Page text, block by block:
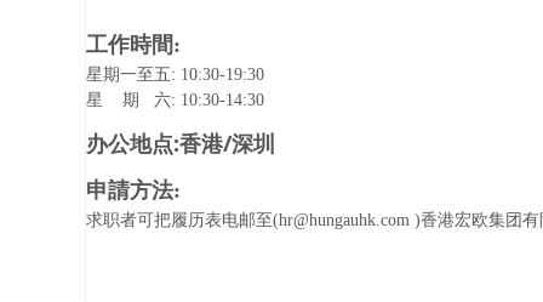
工作時間:
星期一至五: 10:30-19:30
星 期 六: 10:30-14:30
办公地点:香港/深圳
申請方法:
求职者可把履历表电邮至(hr@hungauhk.com )香港宏欧集团